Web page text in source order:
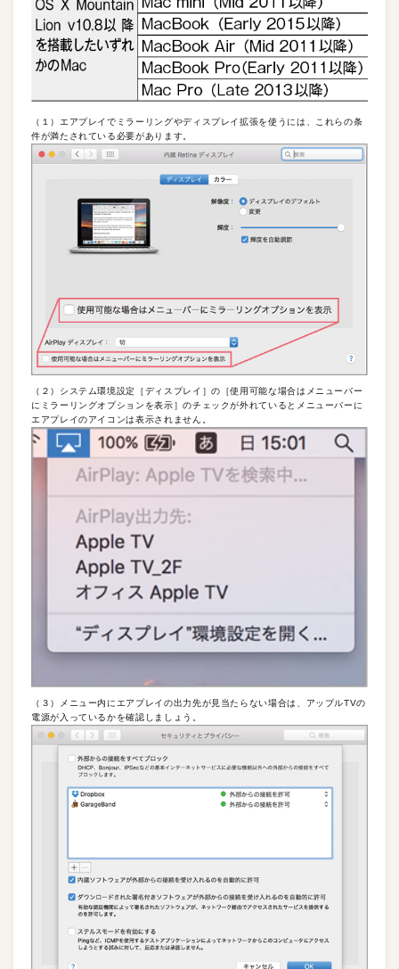
（１）エアプレイでミラーリングやディスプレイ拡張を使うには、これらの条
件が満たされている必要があります。
（２）システム環境設定［ディスプレイ］の［使用可能な場合はメニューバー
にミラーリングオプションを表示］のチェックが外れているとメニューバーに
エアプレイのアイコンは表示されません。
（３）メニュー内にエアプレイの出力先が見当たらない場合は、アップルTVの
電源が入っているかを確認しましょう。